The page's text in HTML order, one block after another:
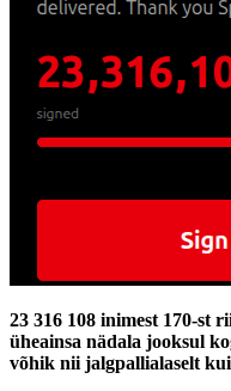
23 316 108 inimest 170-st
üheainsa nädala jooksul
võhik nii jalgpallialaselt kui